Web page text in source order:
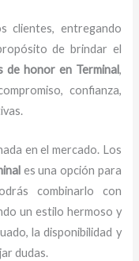
clientes, entregando
de brindar el
de honor en Terminal,
confianza,
en el mercado. Los
es una opción para
combinarlo con
un estilo hermoso y
la disponibilidad y
dudas.